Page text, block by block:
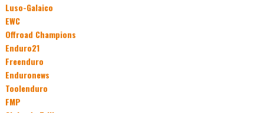
Luso-Galaico
EWC
Offroad Champions
Enduro21
Freenduro
Enduronews
Toolenduro
FMP